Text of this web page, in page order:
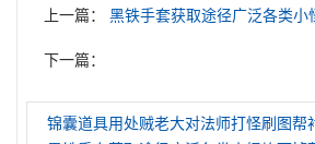
上一篇：黑铁手套获取途径广泛各类小
下一篇：
锦囊道具用处贼老大对法师打怪刷图帮